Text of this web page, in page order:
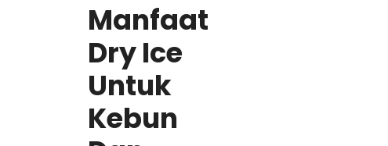
Manfaat
Dry Ice
Untuk
Kebun